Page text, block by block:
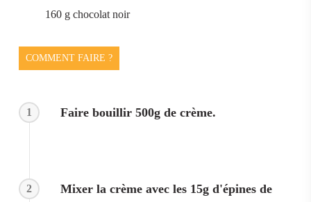
160 g chocolat noir
COMMENT FAIRE ?
1 Faire bouillir 500g de crème.
2
Mixer la crème avec les 15g d'épines de